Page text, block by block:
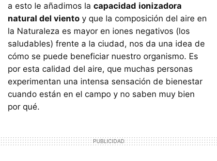
a esto le añadimos la capacidad ionizadora
natural del viento y que la composición del aire en
la Naturaleza es mayor en iones negativos (los
saludables) frente a la ciudad, nos da una idea de
cómo se puede beneficiar nuestro organismo. Es
por esta calidad del aire, que muchas personas
experimentan una intensa sensación de bienestar
cuando están en el campo y no saben muy bien
por qué.